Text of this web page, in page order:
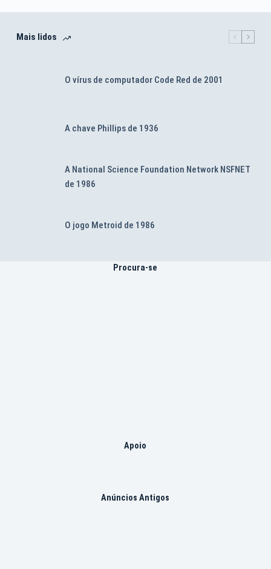
Mais lidos
O vírus de computador Code Red de 2001
A chave Phillips de 1936
A National Science Foundation Network NSFNET
de 1986
O jogo Metroid de 1986
Procura-se
Apoio
Anúncios Antigos